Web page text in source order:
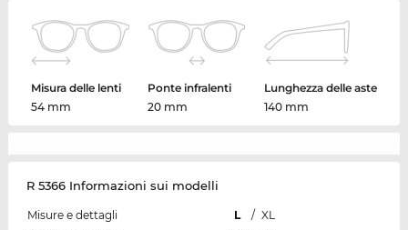
Misura delle lenti
54 mm
Ponte infralenti
20 mm
Lunghezza delle aste
140 mm
R 5366 Informazioni sui modelli
Misure e dettagli L / XL